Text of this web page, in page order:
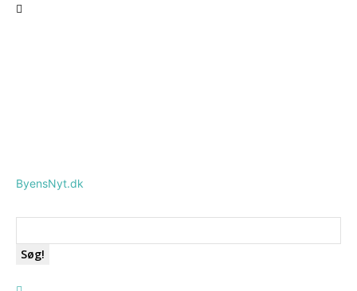
ByensNyt.dk
Søg!